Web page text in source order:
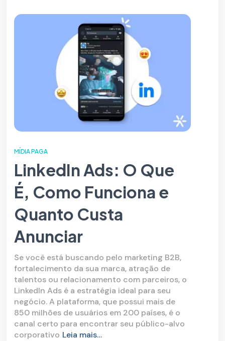
MÍDIA PAGA
LinkedIn Ads: O Que
É, Como Funciona e
Quanto Custa
Anunciar
Se você está buscando pelo marketing B2B,
fortalecimento da sua marca, atração de
talentos ou relacionamento com parceiros, o
LinkedIn Ads é a estratégia ideal para seu
negócio. A plataforma, que possui mais de
850 milhões de usuários em 200 países, é o
canal certo para encontrar seu público-alvo
corporativo Leia mais…